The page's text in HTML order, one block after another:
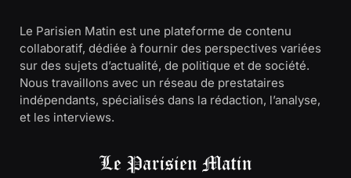
Le Parisien Matin est une plateforme de contenu
collaboratif, dédiée à fournir des perspectives variées
sur des sujets d’actualité, de politique et de société.
Nous travaillons avec un réseau de prestataires
indépendants, spécialisés dans la rédaction, l’analyse,
et les interviews.